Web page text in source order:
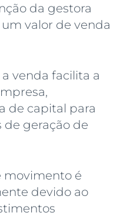
da gestora
valor de venda
venda facilita a
de capital para
geração de
movimento é
devido ao